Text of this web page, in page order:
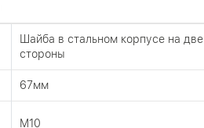
Шайба в стальном корпусе на две
стороны
67мм
М10